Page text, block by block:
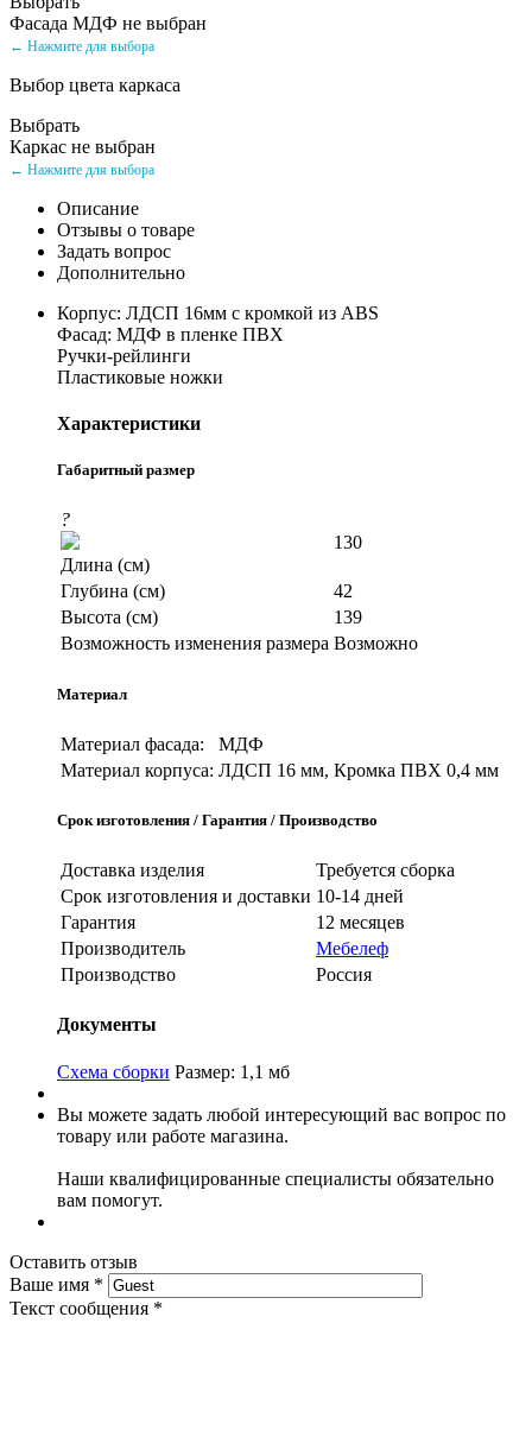
Фасада МДФ не выбран
← Нажмите для выбора
Выбор цвета каркаса
Выбрать
Каркас не выбран
← Нажмите для выбора
Описание
Отзывы о товаре
Задать вопрос
Дополнительно
Корпус: ЛДСП 16мм с кромкой из ABS
Фасад: МДФ в пленке ПВХ
Ручки-рейлинги
Пластиковые ножки
Характеристики
Габаритный размер
?
Длина (см)
130
Глубина (см)
42
Высота (см)
139
Возможность изменения размера Возможно
Материал
Материал фасада:
МДФ
Материал корпуса: ЛДСП 16 мм, Кромка ПВХ 0,4 мм
Срок изготовления / Гарантия / Производство
Доставка изделия
Требуется сборка
Срок изготовления и доставки 10-14 дней
Гарантия
12 месяцев
Производитель
Мебелеф
Производство
Россия
Документы
Схема сборки Размер: 1,1 мб
Вы можете задать любой интересующий вас вопрос по
товару или работе магазина.
Наши квалифицированные специалисты обязательно
вам помогут.
Оставить отзыв
Ваше имя *
Текст сообщения *